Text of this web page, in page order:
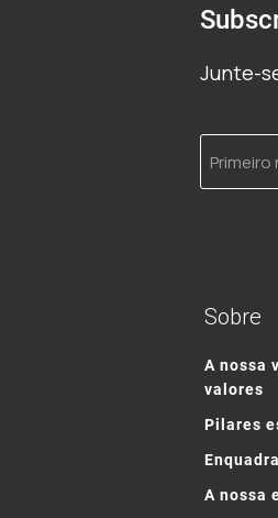
Junte-
nome
Sobre
A nossa
valores
Pilares
A nossa